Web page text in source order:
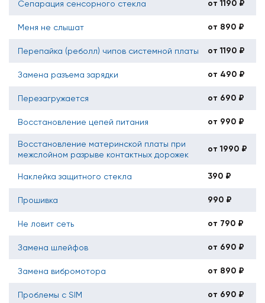
Сепарация сенсорного стекла от 1190 ₽
Меня не слышат от 890 ₽
Перепайка (реболл) чипов системной платы от 1190 ₽
Замена разъема зарядки от 490 ₽
Перезагружается от 690 ₽
Восстановление цепей питания от 990 ₽
Восстановление материнской платы при
межслойном разрыве контактных дорожек
от 1990 ₽
Наклейка защитного стекла 390 ₽
Прошивка 990 ₽
Не ловит сеть от 790 ₽
Замена шлейфов от 690 ₽
Замена вибромотора от 890 ₽
Проблемы с SIM от 690 ₽